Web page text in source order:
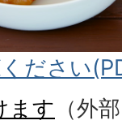
ださい
ます （外